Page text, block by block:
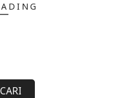
CARI